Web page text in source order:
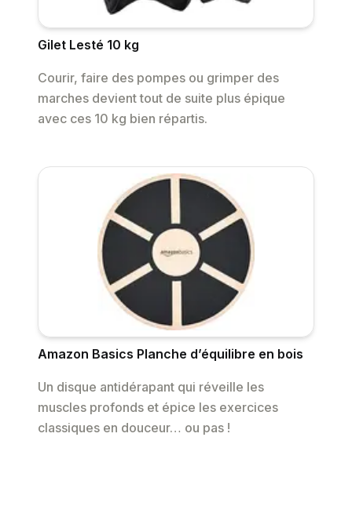
Gilet Lesté 10 kg
Courir, faire des pompes ou grimper des
marches devient tout de suite plus épique
avec ces 10 kg bien répartis.
Amazon Basics Planche d’équilibre en bois
Un disque antidérapant qui réveille les
muscles profonds et épice les exercices
classiques en douceur… ou pas !